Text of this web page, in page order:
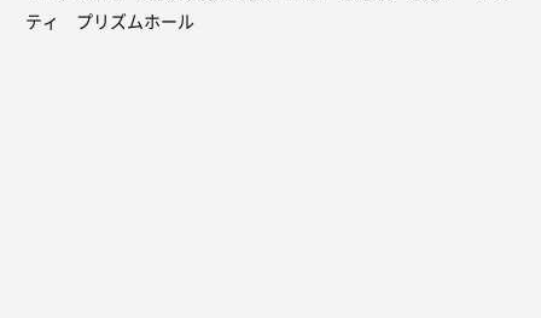
ティ プリズムホール